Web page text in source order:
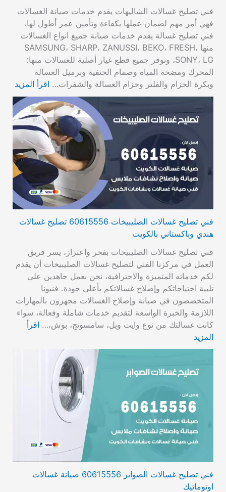
فني تصليح غسالات الشاليهات يقدم خدمات صيانة الغسالات
فهي أمر مهم لضمان عملها بكفاءة وتأمين عمر أطول لها،
فني تصليح غسالة يقدم خدمات صيانة جميع انواع الغسالات
منها SAMSUNG، SHARP، ZANUSSI، BEKO، FRESH،
SONY، LG، ونوفر جميع قطع غيار أصلية للغسالات منها:
المحرك ومضخة المياه وصمام الحنفية وبرميل الغسالة
وبكرة الحزام والفلتر وحزام الغسالة والشفرات… اقرأ المزيد
فني تصليح غسالات الصليبيخات 60615556 تصليح غسالات
هندي وباكستاني بالكويت
فني تصليح غسالات الصليبيخات بفخر واعتزاز، يسر فريق
العمل في مركزنا الفني لتصليح غسالات الصليبيخات أن يقدم
لكم خدماته المتميزة والاحترافية، نحن نعمل جاهدين على
تلبية احتياجاتكم وإصلاح غسالاتكم بأعلى جودة. فنيونا
المتخصصون في صيانة وإصلاح الغسالات مجهزون بالمهارات
اللازمة والخبرة الواسعة لتقديم خدمات شاملة وفعالة، سواء
كانت غسالتك من نوع وايت ويل، سامسونج، بوش،… اقرأ
المزيد
فني تصليح غسالات الصوابر 60615556 صيانة غسالات
اوتوماتيك